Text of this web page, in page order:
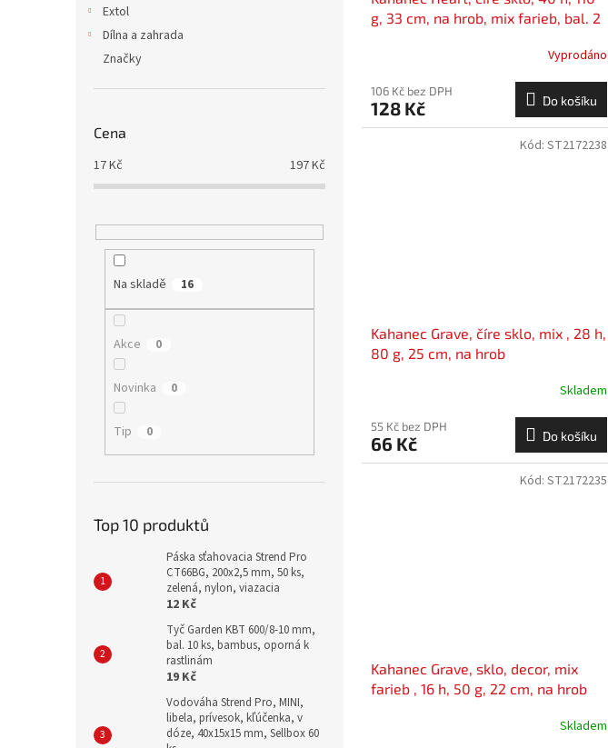
Extol
Dílna a zahrada
Značky
Cena
17Kč 197Kč
Na skladě 16
Akce 0
Novinka 0
Tip 0
Top 10 produktů
Páska sťahovacia Strend Pro
CT66BG, 200x2,5 mm, 50 ks,
zelená, nylon, viazacia
12 Kč
Tyč Garden KBT 600/8-10 mm,
bal. 10 ks, bambus, oporná k
rastlinám
19 Kč
Vodováha Strend Pro, MINI,
libela, prívesok, kľúčenka, v
dóze, 40x15x15 mm, Sellbox 60
g, 33 cm, na hrob, mix farieb, bal. 2
Vyprodáno
106 Kč bez DPH
128 Kč Do košíku
Kahanec Grave, číre sklo, mix , 28 h,
80 g, 25 cm, na hrob
Skladem
55 Kč bez DPH
66 Kč Do košíku
Kód: ST2172238
Kahanec Grave, sklo, decor, mix
farieb , 16 h, 50 g, 22 cm, na hrob
Skladem
Kód: ST2172235